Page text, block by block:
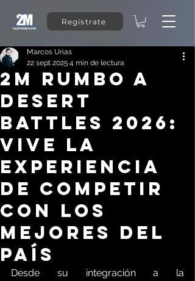
Regístrate
2M rumbo a
Desert
Battles 2026:
Vive la
experiencia
de competir
con los
mejores del
país
Marcos Urias
22 sept 2025 4 min de lectura
Desde su integración a la